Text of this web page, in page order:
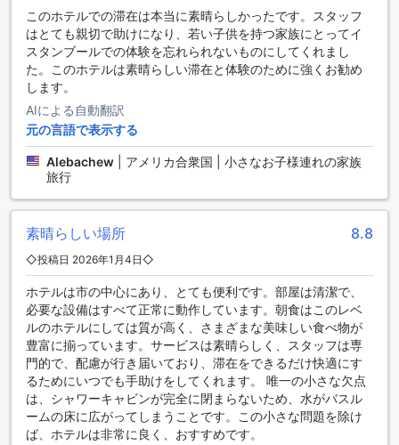
簡単で、各種ツアーやシャトルサービスを通じて、イスタン
ブールの魅力を存分に体験することができます。
さらに、ホテルではタクシーサービスも利用可能で、急な移
動にも対応しています。観光やビジネスでの移動に便利なチ
ケットサービスも提供しており、手間をかけずに各種アトラ
クションへの入場券を手に入れることができます。なお、駐
車場を利用する際は料金が発生しますが、安心して車を停め
て観光を楽しむことができます。
ザ・ホテル・ベヤズサライ・オールドシティの客室設備
ザ・ホテル・ベヤズサライ・オールドシティでは、快適な滞
在をサポートするために多彩な客室設備をご用意していま
す。全客室にはエアコンが完備されており、トルコの暑い夏
でも快適にお過ごしいただけます。さらに、バルコニーやテ
ラスが付いたお部屋もあり、オールドシティの美しい景色を
眺めながら、リラックスしたひとときをお楽しみいただけま
す。
お部屋には、テレビや衛星放送/ケーブルテレビが設置されて
おり、最新のエンターテインメントをお楽しみいただけま
す。また、ミニバーや冷蔵庫も完備されており、いつでも冷
たい飲み物や軽食を楽しむことができます。コーヒー/ティー
メーカーや、ヘアドライヤーも設置されており、便利なアメ
ニティが揃っています。加えて、上質なリネンとトイレタリ
ーが用意されており、心地よい空間での滞在をお約束しま
このホテルでの滞在は本当に素晴らしかったです。スタッフ
はとても親切で助けになり、若い子供を持つ家族にとってイ
スタンブールでの体験を忘れられないものにしてくれまし
た。このホテルは素晴らしい滞在と体験のために強くお勧め
します。
AIによる自動翻訳
元の言語で表示する
Alebachew
アメリカ合衆国 | 小さなお子様連れの家族
旅行
素晴らしい場所 8.8
◇投稿日 2026年1月4日◇
ホテルは市の中心にあり、とても便利です。部屋は清潔で、
必要な設備はすべて正常に動作しています。朝食はこのレベ
ルのホテルにしては質が高く、さまざまな美味しい食べ物が
豊富に揃っています。サービスは素晴らしく、スタッフは専
門的で、配慮が行き届いており、滞在をできるだけ快適にす
るためにいつでも手助けをしてくれます。 唯一の小さな欠点
は、シャワーキャビンが完全に閉まらないため、水がバスル
ームの床に広がってしまうことです。この小さな問題を除け
ば、ホテルは非常に良く、おすすめです。